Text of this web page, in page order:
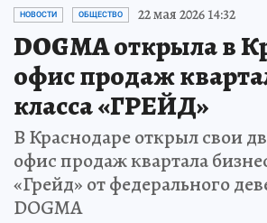
НОВОСТИ ОБЩЕСТВО 22 мая 2026 14:32
DOGMA открыла в
офис продаж
класса «ГРЕЙД»
В Краснодаре открыл свои
офис продаж квартала
«Грейд» от федерального
DOGMA